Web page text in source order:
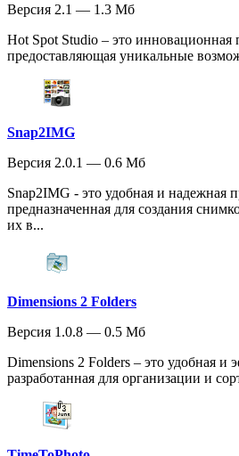
Версия 2.1 — 1.3 Мб
Hot Spot Studio – это инновационная
предоставляющая уникальные
Snap2IMG
Версия 2.0.1 — 0.6 Мб
Snap2IMG - это удобная и надежная
предназначенная для создания
их в...
Dimensions 2 Folders
Версия 1.0.8 — 0.5 Мб
Dimensions 2 Folders – это удобная и
разработанная для организации и